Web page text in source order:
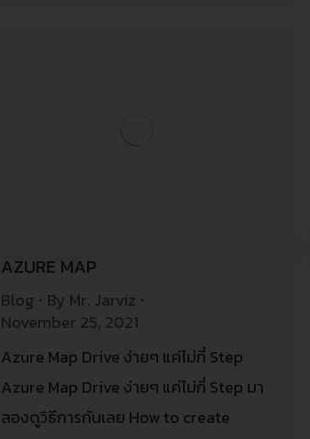
AZURE MAP
Blog By Mr. Jarviz
November 25, 2021
Azure Map Drive ง่ายๆ แค่ไม่กี่ Step
Azure Map Drive ง่ายๆ แค่ไม่กี่ Step มา
ลองดูวิธีการกันเลย How to create